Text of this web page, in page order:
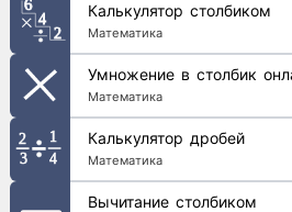
Калькулятор столбиком
Математика
Умножение в столбик
Математика
Калькулятор дробей
Математика
Вычитание столбиком